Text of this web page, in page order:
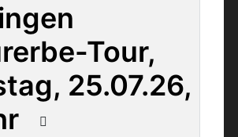
Tour,
25.07.26,